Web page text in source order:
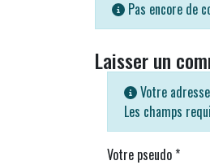
Pas encore de
Laisser un
Votre
Les champs
Votre pseudo*